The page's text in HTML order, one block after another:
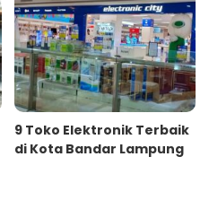
9 Toko Elektronik Terbaik
di Kota Bandar Lampung